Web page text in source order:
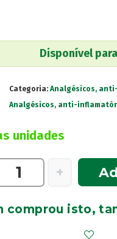
Disponível
Categoria: Analgésicos,
Analgésicos, anti-
unidades
+
comprou isto,